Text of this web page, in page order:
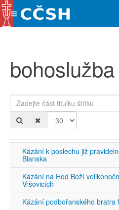
bohoslužba
Zadejte část titulku štítku
Kázání k poslechu již
Blanska
Kázání na Hod Boží
Vršovicích
Kázání podbořanského bratra